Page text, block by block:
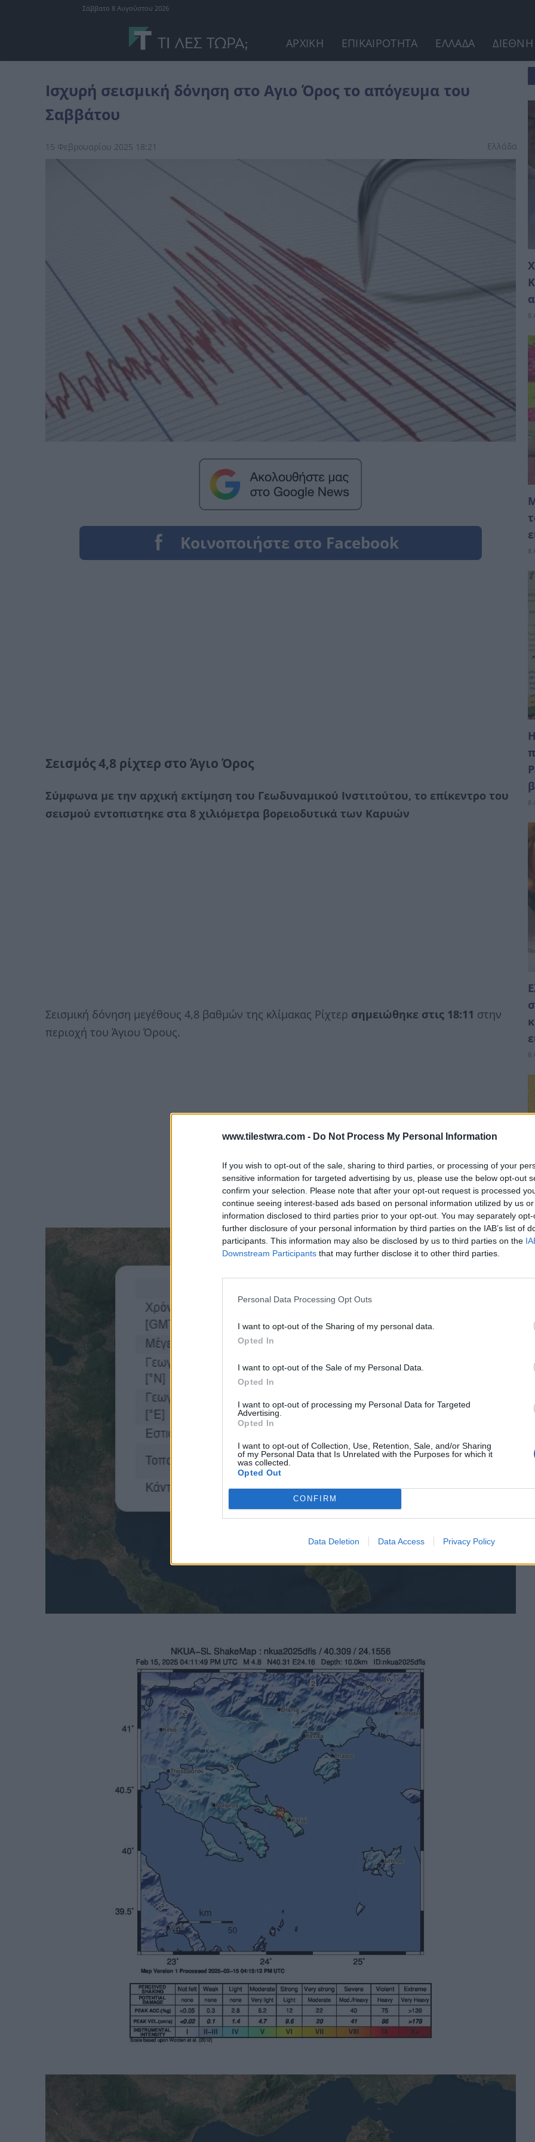
www.tilestwra.com - Do Not Process My Personal Information
If you wish to opt-out of the sale, sharing to third parties, or processing of your
sensitive information for targeted advertising by us, please use the below opt-out
confirm your selection. Please note that after your opt-out request is processed
continue seeing interest-based ads based on personal information utilized by us
information disclosed to third parties prior to your opt-out. You may separately
further disclosure of your personal information by third parties on the IAB’s list of
participants. This information may also be disclosed by us to third parties on the
Downstream Participants that may further disclose it to other third parties.
Personal Data Processing Opt Outs
I want to opt-out of the Sharing of my personal data.
Opted In
I want to opt-out of the Sale of my Personal Data.
Opted In
I want to opt-out of processing my Personal Data for Targeted
Advertising.
Opted In
I want to opt-out of Collection, Use, Retention, Sale, and/or Sharing
of my Personal Data that Is Unrelated with the Purposes for which it
was collected.
Opted Out
CONFIRM
Data Deletion Data Access Privacy Policy
Σάββατο 8 Αυγούστου 2026
ΑΡΧΙΚΗ ΕΠΙΚΑΙΡΟΤΗΤΑ ΕΛΛΑΔΑ ΔΙΕΘΝΗ
Ισχυρή σεισμική δόνηση στο Αγιο Όρος το απόγευμα του
Σαββάτου
15 Φεβρουαρίου 2025 18:21 Ελλάδα
Σεισμός 4,8 ρίχτερ στο Άγιο Όρος
Σύμφωνα με την αρχική εκτίμηση του Γεωδυναμικού Ινστιτούτου, το επίκεντρο του
σεισμού εντοπιστηκε στα 8 χιλιόμετρα βορειοδυτικά των Καρυών
Σεισμική δόνηση μεγέθους 4,8 βαθμών της κλίμακας Ρίχτερ σημειώθηκε στις 18:11 στην
περιοχή του Άγιου Όρους.
8
8
8
8